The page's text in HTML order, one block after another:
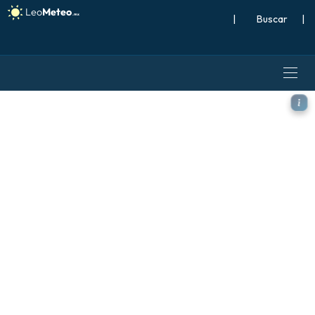
| |
ECMWF IFS 0.25° modelo